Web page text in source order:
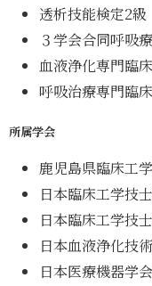
透析技能検定2級
３学会合同呼吸
血液浄化専門臨
呼吸治療専門臨
所属学会
鹿児島県臨床工
日本臨床工学技
日本臨床工学技
日本血液浄化技
日本医療機器学会